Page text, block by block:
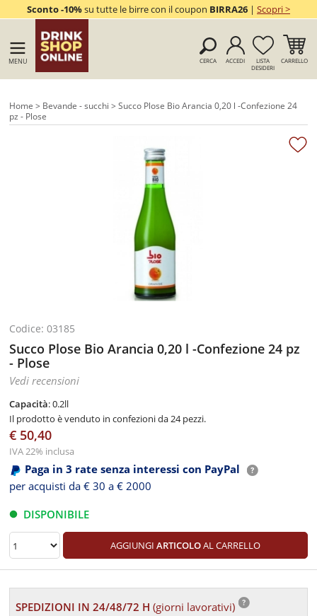
Sconto -10%su tutte le birre con il coupon BIRRA26| Scopri >
MENU CERCA ACCEDI
LISTA
DESIDERI
CARRELLO
Home > Bevande - succhi > Succo Plose Bio Arancia 0,20 l -Confezione 24
pz - Plose
Codice: 03185
Succo Plose Bio Arancia 0,20 l -Confezione 24 pz
- Plose
Vedi recensioni
Capacità: 0.2ll
Il prodotto è venduto in confezioni da 24 pezzi.
€ 50,40
IVA 22% inclusa
Paga in 3 rate senza interessi con PayPal
per acquisti da € 30 a € 2000
DISPONIBILE
AGGIUNGI ARTICOLOAL CARRELLO
SPEDIZIONI IN 24/48/72 H(giorni lavorativi)